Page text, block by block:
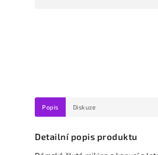
Popis Diskuze
Detailní popis produktu